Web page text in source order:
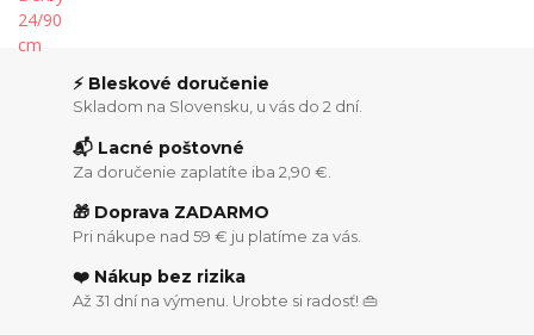
⚡ Bleskové doručenie
Skladom na Slovensku, u vás do 2 dní.
📬 Lacné poštovné
Za doručenie zaplatíte iba 2,90 €.
🎁 Doprava ZADARMO
Pri nákupe nad 59 € ju platíme za vás.
❤️ Nákup bez rizika
Až 31 dní na výmenu. Urobte si radosť! 👜